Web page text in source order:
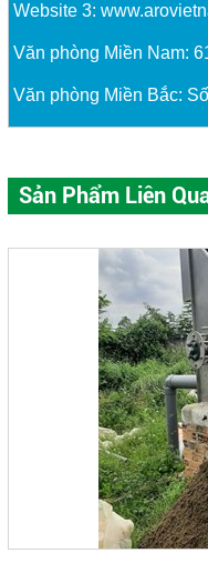
Website 3:
Văn phòng Miền Nam:
Văn phòng Miền Bắc:
Sản Phẩm Liên